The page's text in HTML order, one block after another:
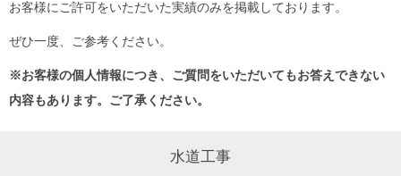
お客様にご許可をいただいた実績のみを掲載しております。
ぜひ一度、ご参考ください。
※お客様の個人情報につき、ご質問をいただいてもお答えできない
内容もあります。ご了承ください。
水道工事